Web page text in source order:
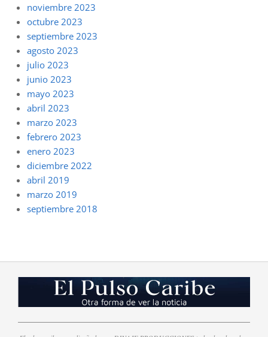
noviembre 2023
octubre 2023
septiembre 2023
agosto 2023
julio 2023
junio 2023
mayo 2023
abril 2023
marzo 2023
febrero 2023
enero 2023
diciembre 2022
abril 2019
marzo 2019
septiembre 2018